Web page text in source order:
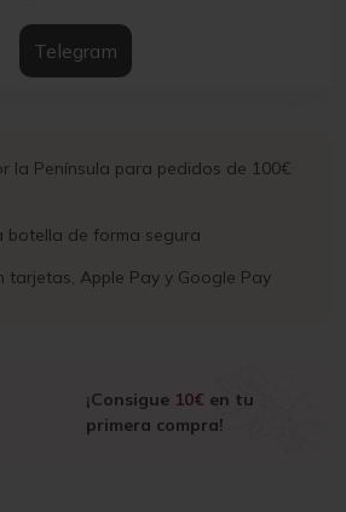
Telegram
la Península para pedidos de 100€
botella de forma segura
tarjetas, Apple Pay y Google Pay
¡Consigue 10€ en tu
primera compra!